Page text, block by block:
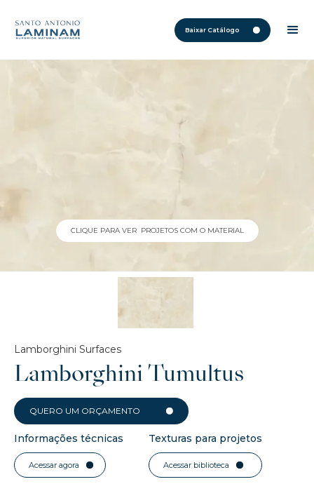
Baixar Catálogo
CLIQUE PARA VER PROJETOS COM O MATERIAL
Lamborghini Surfaces
Lamborghini Tumultus
QUERO UM ORÇAMENTO
Informações técnicas
Acessar agora
Texturas para projetos
Acessar biblioteca